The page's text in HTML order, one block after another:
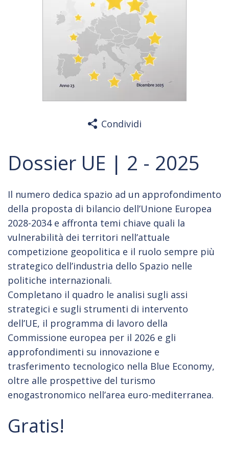
Condividi
Dossier UE | 2 - 2025
Il numero dedica spazio ad un approfondimento
della proposta di bilancio dell’Unione Europea
2028-2034 e affronta temi chiave quali la
vulnerabilità dei territori nell’attuale
competizione geopolitica e il ruolo sempre più
strategico dell’industria dello Spazio nelle
politiche internazionali.
Completano il quadro le analisi sugli assi
strategici e sugli strumenti di intervento
dell’UE, il programma di lavoro della
Commissione europea per il 2026 e gli
approfondimenti su innovazione e
trasferimento tecnologico nella Blue Economy,
oltre alle prospettive del turismo
enogastronomico nell’area euro-mediterranea.
Gratis!